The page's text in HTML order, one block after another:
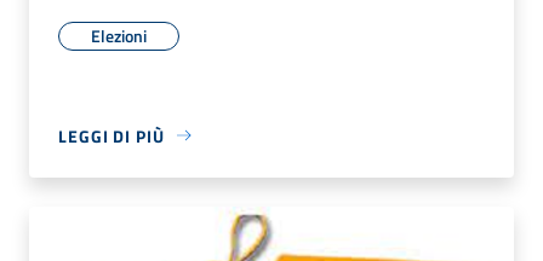
Elezioni
LEGGI DI PIÙ